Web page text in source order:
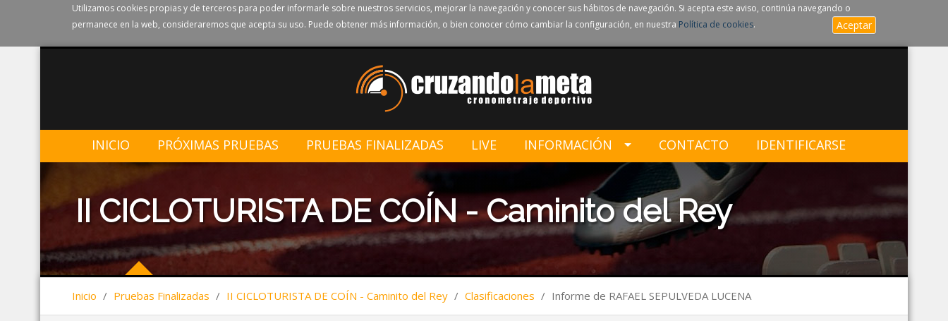
Utilizamos cookies propias y de terceros para poder informarle sobre nuestros servicios, mejorar la navegación y conocer sus hábitos de navegación. Si acepta este aviso, continúa navegando o
permanece en la web, consideraremos que acepta su uso. Puede obtener más información, o bien conocer cómo cambiar la configuración, en nuestra Política de cookies. Aceptar
INICIO PRÓXIMAS PRUEBAS PRUEBAS FINALIZADAS LIVE INFORMACIÓN CONTACTO IDENTIFICARSE
II CICLOTURISTA DE COÍN - Caminito del Rey
Inicio / Pruebas Finalizadas / II CICLOTURISTA DE COÍN - Caminito del Rey / Clasificaciones / Informe de RAFAEL SEPULVEDA LUCENA